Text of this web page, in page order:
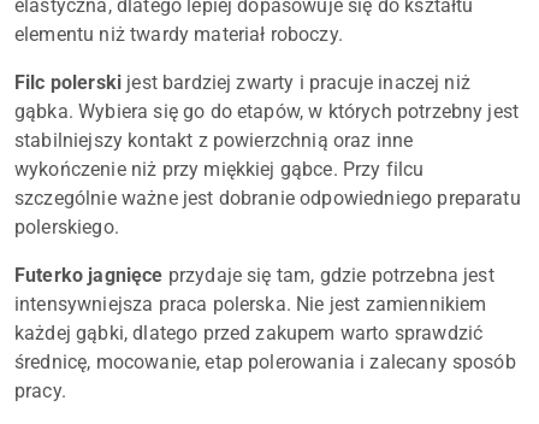
elastyczna, dlatego lepiej dopasowuje się do kształtu
elementu niż twardy materiał roboczy.
Filc polerski jest bardziej zwarty i pracuje inaczej niż
gąbka. Wybiera się go do etapów, w których potrzebny jest
stabilniejszy kontakt z powierzchnią oraz inne
wykończenie niż przy miękkiej gąbce. Przy filcu
szczególnie ważne jest dobranie odpowiedniego preparatu
polerskiego.
Futerko jagnięce przydaje się tam, gdzie potrzebna jest
intensywniejsza praca polerska. Nie jest zamiennikiem
każdej gąbki, dlatego przed zakupem warto sprawdzić
średnicę, mocowanie, etap polerowania i zalecany sposób
pracy.